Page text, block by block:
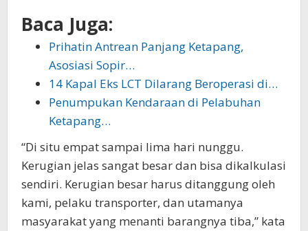
Baca Juga:
Prihatin Antrean Panjang Ketapang,
Asosiasi Sopir…
14 Kapal Eks LCT Dilarang Beroperasi di…
Penumpukan Kendaraan di Pelabuhan
Ketapang…
“Di situ empat sampai lima hari nunggu.
Kerugian jelas sangat besar dan bisa dikalkulasi
sendiri. Kerugian besar harus ditanggung oleh
kami, pelaku transporter, dan utamanya
masyarakat yang menanti barangnya tiba,” kata